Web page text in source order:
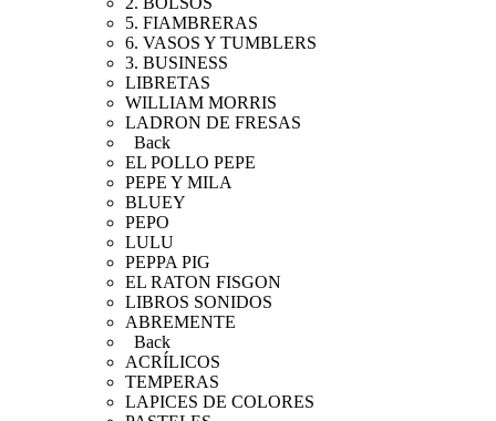
5. FIAMBRERAS
6. VASOS Y TUMBLERS
3. BUSINESS
LIBRETAS
WILLIAM MORRIS
LADRON DE FRESAS
Back
EL POLLO PEPE
PEPE Y MILA
BLUEY
PEPO
LULU
PEPPA PIG
EL RATON FISGON
LIBROS SONIDOS
ABREMENTE
Back
ACRÍLICOS
TEMPERAS
LAPICES DE COLORES